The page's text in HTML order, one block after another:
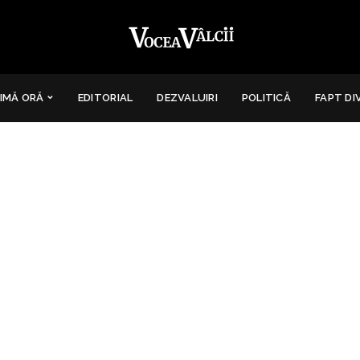
ORĂ EDITORIAL DEZVALUIRI POLITICĂ FAPT